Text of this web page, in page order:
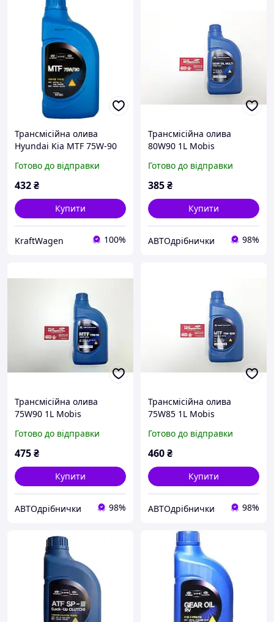
Трансмісійна олива
Hyundai Kia MTF 75W-90
Готово до відправки
432₴
Купити
KraftWagen 100%
Трансмісійна олива
80W90 1L Mobis
Готово до відправки
385₴
Купити
АВТОдрібнички 98%
Трансмісійна олива
75W90 1L Mobis
Готово до відправки
475₴
Купити
АВТОдрібнички 98%
Трансмісійна олива
75W85 1L Mobis
Готово до відправки
460₴
Купити
АВТОдрібнички 98%